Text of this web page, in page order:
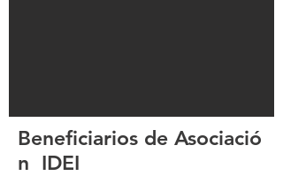
Beneficiarios de Asociació
n IDEI